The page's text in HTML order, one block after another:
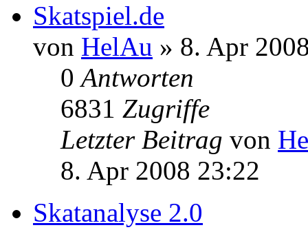
Letzter Beitragvon
6. Nov 2010 17:05
Die Skatfuchs-Seiten
vonSkatfuchs» 16. Jun
0 Antworten
7981Zugriffe